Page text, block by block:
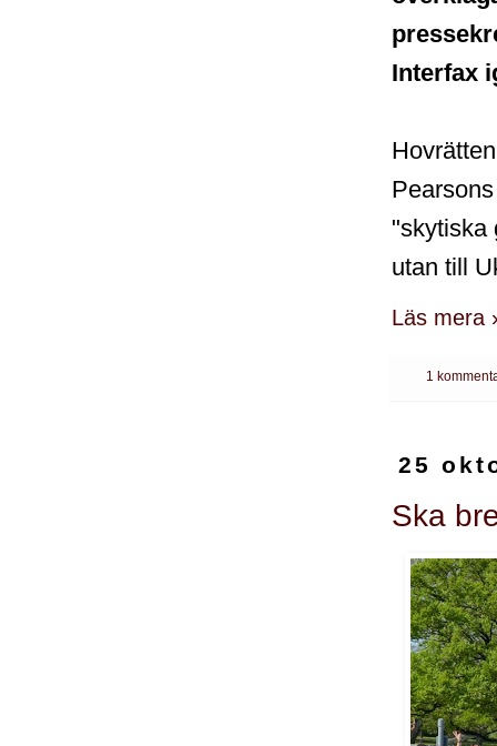
Interfax
"skytiska
utan till
Läs mera
1
25
Ska